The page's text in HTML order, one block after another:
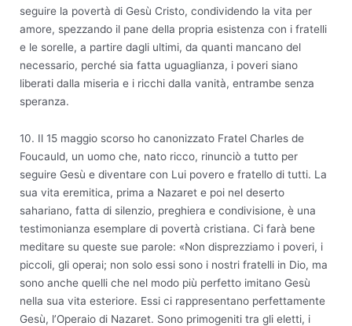
seguire la povertà di Gesù Cristo, condividendo la vita per
amore, spezzando il pane della propria esistenza con i fratelli
e le sorelle, a partire dagli ultimi, da quanti mancano del
necessario, perché sia fatta uguaglianza, i poveri siano
liberati dalla miseria e i ricchi dalla vanità, entrambe senza
speranza.
10. Il 15 maggio scorso ho canonizzato Fratel Charles de
Foucauld, un uomo che, nato ricco, rinunciò a tutto per
seguire Gesù e diventare con Lui povero e fratello di tutti. La
sua vita eremitica, prima a Nazaret e poi nel deserto
sahariano, fatta di silenzio, preghiera e condivisione, è una
testimonianza esemplare di povertà cristiana. Ci farà bene
meditare su queste sue parole: «Non disprezziamo i poveri, i
piccoli, gli operai; non solo essi sono i nostri fratelli in Dio, ma
sono anche quelli che nel modo più perfetto imitano Gesù
nella sua vita esteriore. Essi ci rappresentano perfettamente
Gesù, l’Operaio di Nazaret. Sono primogeniti tra gli eletti, i